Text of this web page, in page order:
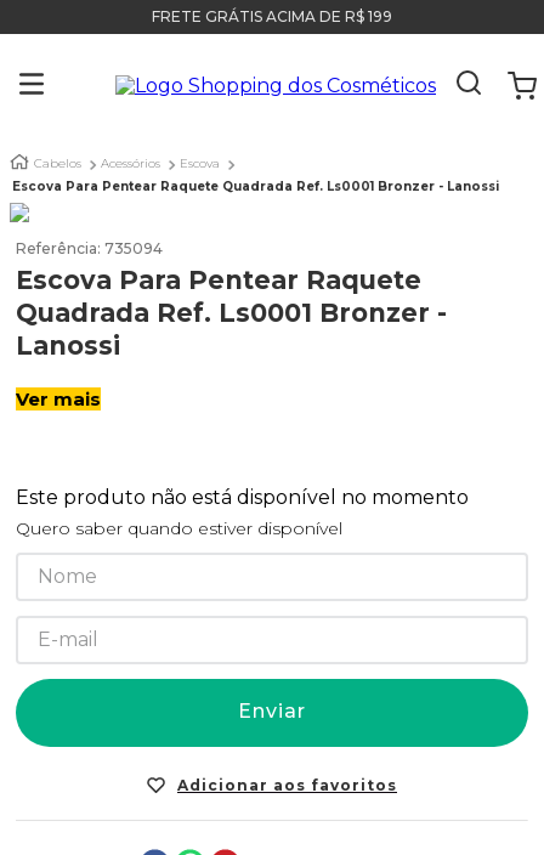
FRETE GRÁTIS ACIMA DE R$ 199
Cabelos Acessórios
Escova
Escova Para Pentear Raquete Quadrada Ref. Ls0001 Bronzer - Lanossi
Referência: 735094
Escova Para Pentear Raquete
Quadrada Ref. Ls0001 Bronzer -
Lanossi
Ver mais
Este produto não está disponível no momento
Quero saber quando estiver disponível
Enviar